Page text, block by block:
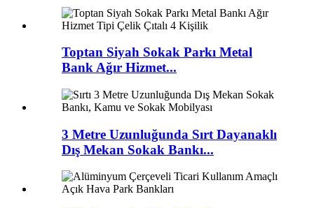
Toptan Siyah Sokak Parkı Metal
Bank Ağır Hizmet...
3 Metre Uzunluğunda Sırt Dayanaklı
Dış Mekan Sokak Bankı...